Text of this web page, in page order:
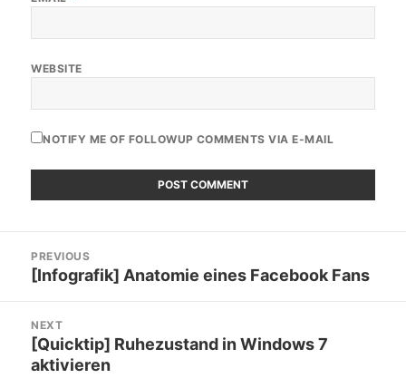
WEBSITE
NOTIFY ME OF FOLLOWUP COMMENTS VIA E-MAIL
navigation
PREVIOUS
Previous
[Infografik] Anatomie eines Facebook Fans
NEXT
Next
post:
[Quicktip] Ruhezustand in Windows 7
aktivieren